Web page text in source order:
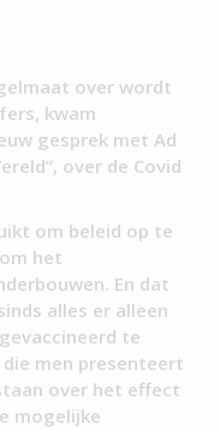
over wordt
kwam
gesprek met Ad
over de Covid
om beleid op te
het
En dat
alles er alleen
te
men presenteert
over het effect
mogelijke